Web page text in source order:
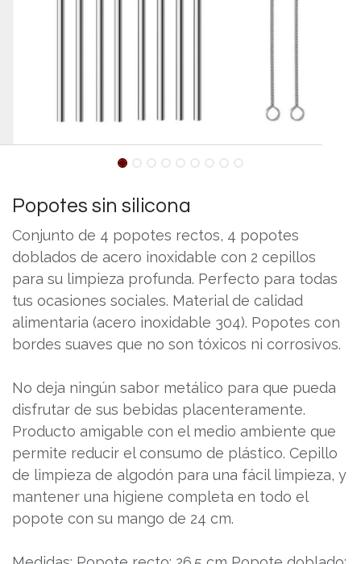
Popotes sin silicona
Conjunto de 4 popotes rectos, 4 popotes
doblados de acero inoxidable con 2 cepillos
para su limpieza profunda. Perfecto para todas
tus ocasiones sociales. Material de calidad
alimentaria (acero inoxidable 304). Popotes con
bordes suaves que no son tóxicos ni corrosivos.
No deja ningún sabor metálico para que pueda
disfrutar de sus bebidas placenteramente.
Producto amigable con el medio ambiente que
permite reducir el consumo de plástico. Cepillo
de limpieza de algodón para una fácil limpieza, y
mantener una higiene completa en todo el
popote con su mango de 24 cm.